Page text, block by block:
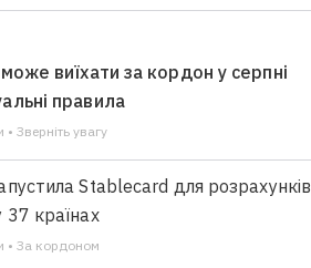
виїхати за кордон у серпні
правила
Зверніть увагу
Stablecard для розрахунків
37 країнах
• За кордоном